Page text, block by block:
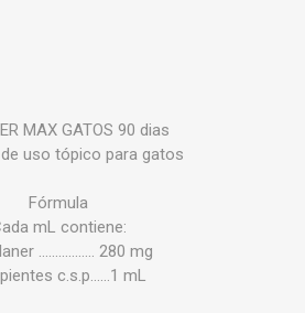
MAX GATOS 90 dias
uso tópico para gatos
Fórmula
mL contiene:
…………….. 280 mg
c.s.p……1 mL